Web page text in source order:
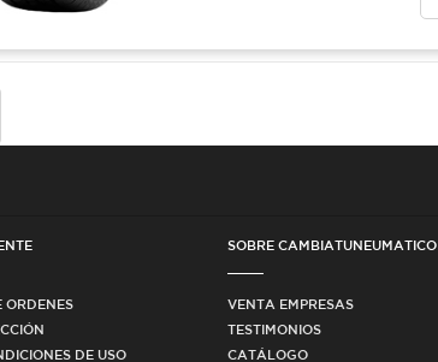
ORDENES
DE USO
SOBRE CAMBIATUNEUMATICO
VENTA EMPRESAS
TESTIMONIOS
CATÁLOGO